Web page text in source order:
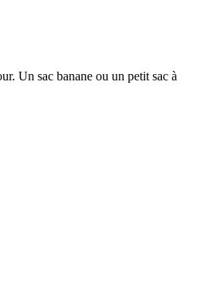
Un sac banane ou un petit sac à